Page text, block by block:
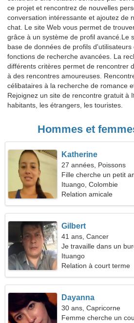
ce projet et rencontrez de nouvelles
conversation intéressante et ajoutez de
chat. Le site Web vous permet de
grâce à un système de profil avancé.Le
base de données de profils
fonctions de recherche avancées. La
différents critères permet de rencontrer
à des rencontres amoureuses.
célibataires à la recherche de romance
Rejoignez un site de rencontre gratuit à
habitants, les étrangers, les touristes.
Hommes et
Katherine
27 années, Poissons
Fille cherche un petit
Ituango, Colombie
Relation amicale
Gilbert
41 ans, Cancer
Je travaille dans un
femme fantastique
Ituango
Relation à court terme
Dayanna
30 ans, Capricorne
Femme cherche un